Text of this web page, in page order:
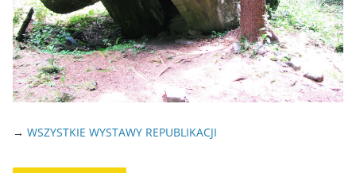
→ WSZYSTKIE WYSTAWY REPUBLIKACJI